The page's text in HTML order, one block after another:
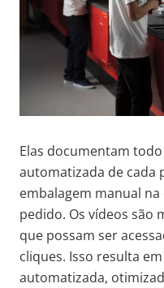
Elas documentam
automatizada de cada
embalagem manual
pedido. Os vídeos são
que possam ser
cliques. Isso resulta
automatizada,